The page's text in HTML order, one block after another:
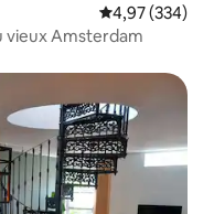
Évaluation
4,97 (334)
vieux Amsterdam